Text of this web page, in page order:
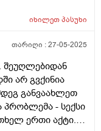
მოკლედ ძალიან
როცა
არ
ისე,ვიყავი
წნევა
მაგრამ
და
სიცხე მაქვს,ღამე
თავს ვერ ვდებ
იხილეთპასუხი
თარიღი :27-05-2025
შეუღლებიდან
არ გვქინია
განვაახლეთ
პრობლემა - სექსი
ერთი აქტი.